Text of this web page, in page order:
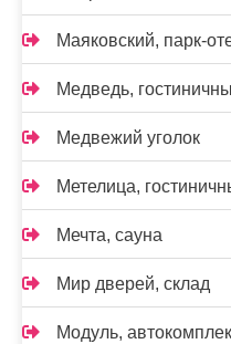
Маяковский, парк-
Медведь,
Медвежий уголок
Метелица,
Мечта, сауна
Мир дверей, склад
Модуль,